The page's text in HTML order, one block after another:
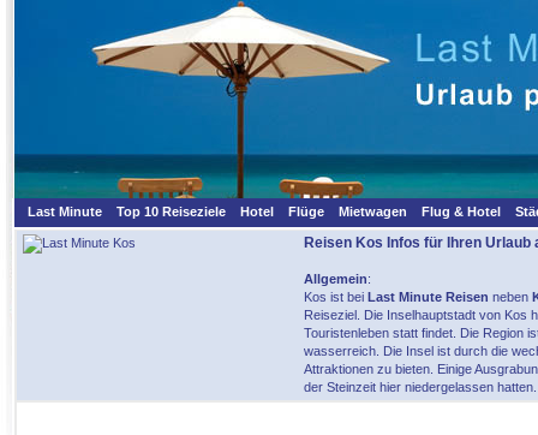
Last Minute Top 10 Reiseziele Hotel Flüge Mietwagen Flug & Hotel
Reisen Kos Infos für Ihren Urlaub
Allgemein:
Kos ist bei Last Minute Reisen neben
Reiseziel. Die Inselhauptstadt von Kos
Touristenleben statt findet. Die Region
wasserreich. Die Insel ist durch die
Attraktionen zu bieten. Einige
der Steinzeit hier niedergelassen hatten.